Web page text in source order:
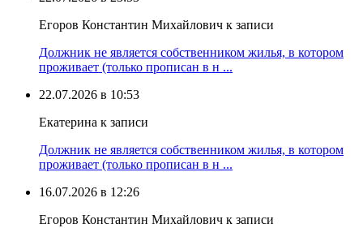
Егоров Константин Михайлович к записи
Должник не является собственником жилья, в котором
проживает (только прописан в н ...
22.07.2026 в 10:53
Екатерина к записи
Должник не является собственником жилья, в котором
проживает (только прописан в н ...
16.07.2026 в 12:26
Егоров Константин Михайлович к записи